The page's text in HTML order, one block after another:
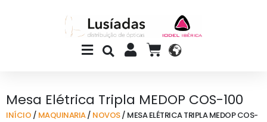
Main
Menu
CART
Mesa Elétrica Tripla MEDOP COS-100
INÍCIO / MAQUINARIA/ NOVOS/ MESA ELÉTRICA TRIPLA MEDOP COS-